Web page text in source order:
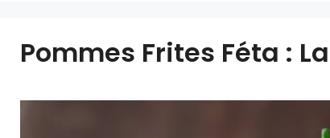
Pommes Frites Féta :